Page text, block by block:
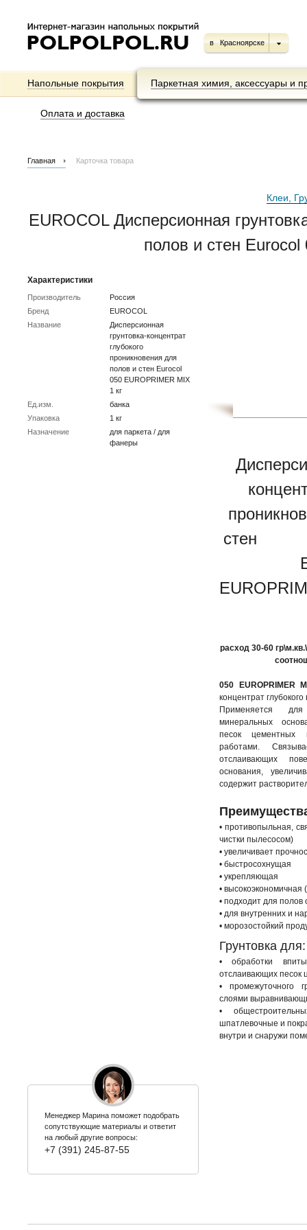
в Красноярске
Напольные покрытия Паркетная химия, аксессуары и
Оплата и доставка
Главная Карточка товара
Клеи,
EUROCOL Дисперсионная
полов и стен
Характеристики
Производитель
Россия
Бренд
EUROCOL
Название
Дисперсионная
грунтовка-концентрат
глубокого
проникновения для
полов и стен Eurocol
050 EUROPRIMER MIX
1 кг
Ед.изм.
банка
Упаковка
1 кг
Назначение
для паркета / для
фанеры
расход 30-60
050 EUROPRIMER
концентрат
Применяется
минеральных
песок цементных
работами.
отслаивающих
основания,
содержит
• противопыльная,
чистки пылесосом)
• увеличивает
• быстросохнущая
• укрепляющая
•
• подходит для полов
• для внутренних и
• морозостойкий
Грунтовка для:
• обработки
отслаивающих песок
• промежуточного
слоями
•
шпатлевочные и
внутри и снаружи
Менеджер Марина поможет подобрать
сопутствующие материалы и ответит
на любый другие вопросы:
+7 (391) 245-87-55